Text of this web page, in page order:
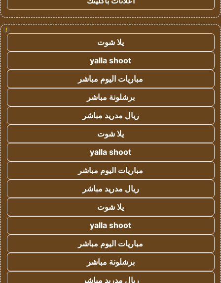
!
يلا شوت
yalla shoot
مباريات اليوم مباشر
برشلونة مباشر
ريال مدريد مباشر
يلا شوت
yalla shoot
مباريات اليوم مباشر
ريال مدريد مباشر
يلا شوت
yalla shoot
مباريات اليوم مباشر
برشلونة مباشر
ريال مدريد مباشر